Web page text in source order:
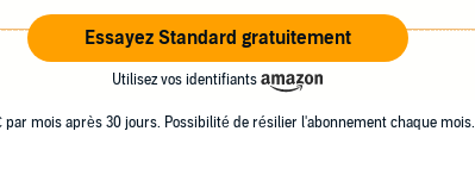
Essayez Standard gratuitement
Utilisez vos identifiants
par mois après 30 jours. Possibilité de résilier l'abonnement chaque mois.